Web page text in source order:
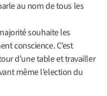
au nom de tous les
souhaite les
conscience. C’est
d’une table et travailler
même l’election du